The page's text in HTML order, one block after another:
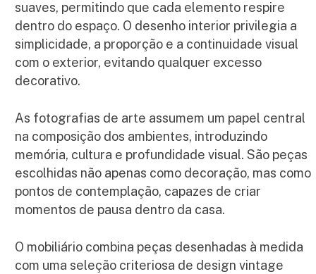
suaves, permitindo que cada elemento respire
dentro do espaço. O desenho interior privilegia a
simplicidade, a proporção e a continuidade visual
com o exterior, evitando qualquer excesso
decorativo.
As fotografias de arte assumem um papel central
na composição dos ambientes, introduzindo
memória, cultura e profundidade visual. São peças
escolhidas não apenas como decoração, mas como
pontos de contemplação, capazes de criar
momentos de pausa dentro da casa.
O mobiliário combina peças desenhadas à medida
com uma seleção criteriosa de design vintage